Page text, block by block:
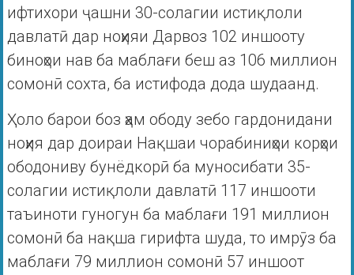
ифтихори ҷашни 30-солагии истиқлоли
давлатӣ дар ноҳияи Дарвоз 102 иншооту
биноҳои нав ба маблағи беш аз 106 миллион
сомонӣ сохта, ба истифода дода шудаанд.
Ҳоло барои боз ҳам ободу зебо гардонидани
ноҳия дар доираи Нақшаи чорабиниҳои корҳои
ободониву бунёдкорӣ ба муносибати 35-
солагии истиқлоли давлатӣ 117 иншооти
таъиноти гуногун ба маблағи 191 миллион
сомонӣ ба нақша гирифта шуда, то имрӯз ба
маблағи 79 миллион сомонӣ 57 иншоот